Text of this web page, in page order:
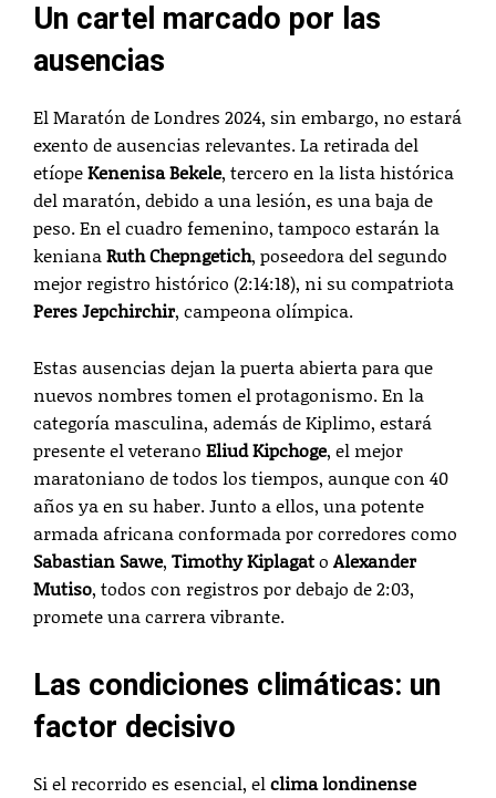
Un cartel marcado por las
ausencias
El Maratón de Londres 2024, sin embargo, no estará
exento de ausencias relevantes. La retirada del
etíopeKenenisa Bekele, tercero en la lista histórica
del maratón, debido a una lesión, es una baja de
peso. En el cuadro femenino, tampoco estarán la
kenianaRuth Chepngetich, poseedora del segundo
mejor registro histórico (2:14:18), ni su compatriota
Peres Jepchirchir, campeona olímpica.
Estas ausencias dejan la puerta abierta para que
nuevos nombres tomen el protagonismo. En la
categoría masculina, además de Kiplimo, estará
presente el veteranoEliud Kipchoge, el mejor
maratoniano de todos los tiempos, aunque con 40
años ya en su haber. Junto a ellos, una potente
armada africana conformada por corredores como
Sabastian Sawe,Timothy KiplagatoAlexander
Mutiso, todos con registros por debajo de 2:03,
promete una carrera vibrante.
Las condiciones climáticas: un
factor decisivo
Si el recorrido es esencial, elclima londinense